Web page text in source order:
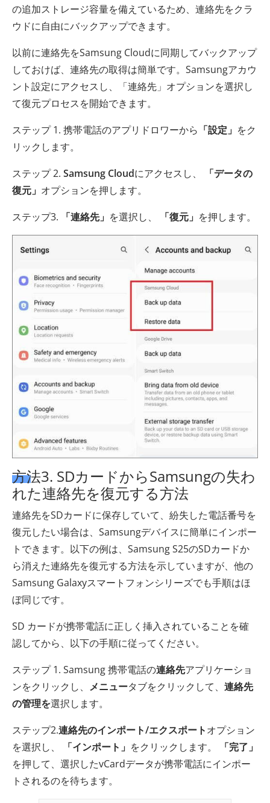
の追加ストレージ容量を備えているため、連絡先をクラ
ウドに自由にバックアップできます。
以前に連絡先をSamsung Cloudに同期してバックアップ
しておけば、連絡先の取得は簡単です。Samsungアカウ
ント設定にアクセスし、「連絡先」オプションを選択し
て復元プロセスを開始できます。
ステップ 1. 携帯電話のアプリドロワーから 「設定」 をク
リックします。
ステップ 2. Samsung Cloudにアクセスし、
「データの
復元」 オプションを押します。
ステップ3.
「連絡先」 を選択し、 「復元」 を押します。
方法3. SDカードからSamsungの失わ
れた連絡先を復元する方法
連絡先をSDカードに保存していて、紛失した電話番号を
復元したい場合は、Samsungデバイスに簡単にインポー
トできます。以下の例は、Samsung S25のSDカードか
ら消えた連絡先を復元する方法を示していますが、他の
Samsung Galaxyスマートフォンシリーズでも手順はほ
ぼ同じです。
SD カードが携帯電話に正しく挿入されていることを確
認してから、以下の手順に従ってください。
ステップ 1. Samsung 携帯電話の連絡先アプリケーショ
ンをクリックし、 メニュータブをクリックして、 連絡先
の管理を選択します。
ステップ2.連絡先のインポート/エクスポートオプション
を選択し、
「インポート」 をクリックします。
「完了」
を押して、選択したvCardデータが携帯電話にインポー
トされるのを待ちます。